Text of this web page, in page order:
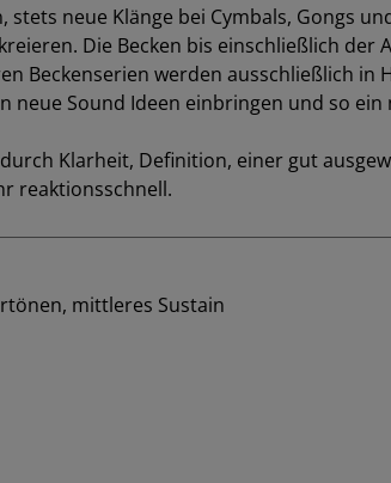
neue Klänge bei Cymbals, Gongs
Die Becken bis einschließlich
Beckenserien werden ausschließlich
neue Sound Ideen einbringen und so
Klarheit, Definition, einer gut
reaktionsschnell.
mittleres Sustain